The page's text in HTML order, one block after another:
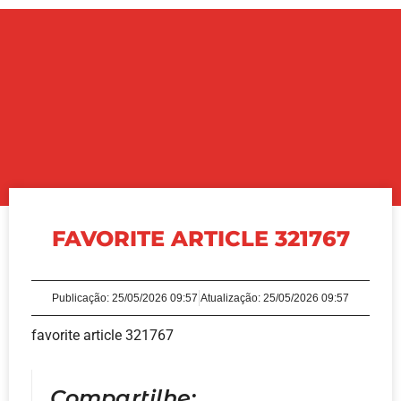
FAVORITE ARTICLE 321767
Publicação: 25/05/2026 09:57 Atualização: 25/05/2026 09:57
favorite article 321767